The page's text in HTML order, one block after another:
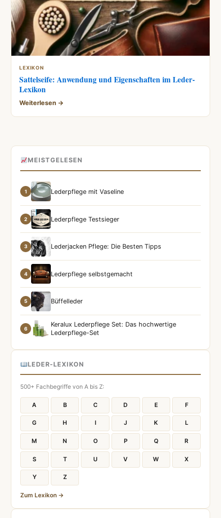
LEXIKON
Sattelseife: Anwendung und Eigenschaften im Leder-
Lexikon
Weiterlesen →
MEISTGELESEN
1 Lederpflege mit Vaseline
2 Lederpflege Testsieger
3 Lederjacken Pflege: Die Besten Tipps
4 Lederpflege selbstgemacht
5 Büffelleder
6
Keralux Lederpflege Set: Das hochwertige
Lederpflege-Set
LEDER-LEXIKON
500+ Fachbegriffe von A bis Z:
A B C D E F
G H I J K L
M N O P Q R
S T U V W X
Y Z
Zum Lexikon →